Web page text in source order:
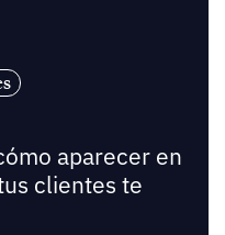
aparecer en
clientes te